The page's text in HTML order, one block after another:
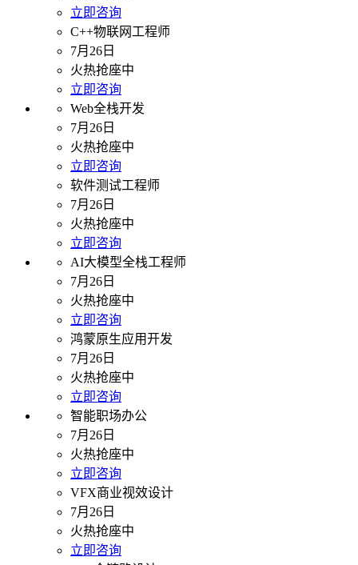
立即咨询
C++物联网工程师
7月26日
火热抢座中
立即咨询
Web全栈开发
7月26日
火热抢座中
立即咨询
软件测试工程师
7月26日
火热抢座中
立即咨询
AI大模型全栈工程师
7月26日
火热抢座中
立即咨询
鸿蒙原生应用开发
7月26日
火热抢座中
立即咨询
智能职场办公
7月26日
火热抢座中
立即咨询
VFX商业视效设计
7月26日
火热抢座中
立即咨询